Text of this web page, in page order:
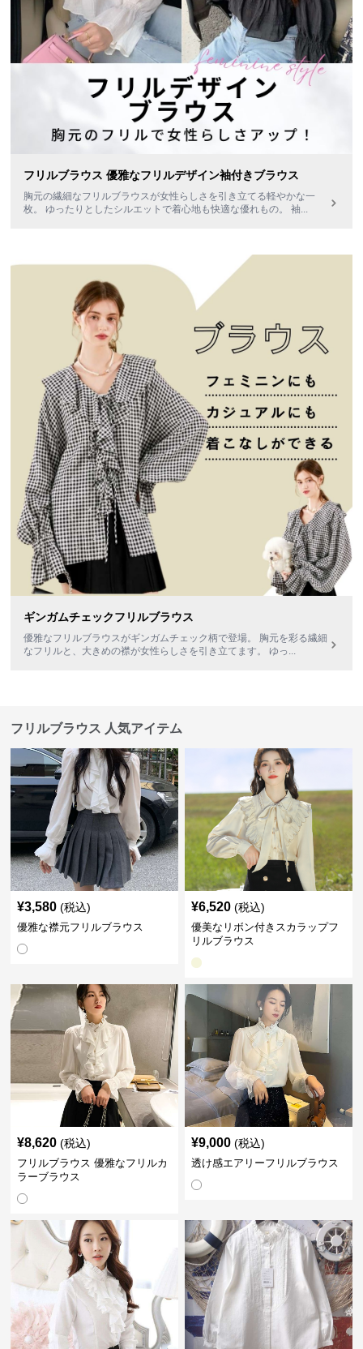
フリルブラウス 優雅なフリルデザイン袖付きブラウス
胸元の繊細なフリルブラウスが女性らしさを引き立てる軽やかな一
枚。 ゆったりとしたシルエットで着心地も快適な優れもの。 袖...
ギンガムチェックフリルブラウス
優雅なフリルブラウスがギンガムチェック柄で登場。 胸元を彩る繊細
なフリルと、大きめの襟が女性らしさを引き立てます。 ゆっ ...
フリルブラウス 人気アイテム
¥3,580 (税込)
優雅な襟元フリルブラウス
¥6,520 (税込)
優美なリボン付きスカラップフ
リルブラウス
¥8,620 (税込)
フリルブラウス 優雅なフリルカ
ラーブラウス
¥9,000 (税込)
透け感エアリーフリルブラウス